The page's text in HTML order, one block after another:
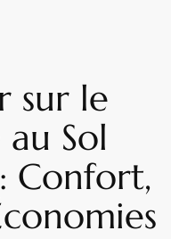
sur le
Sol
Confort,